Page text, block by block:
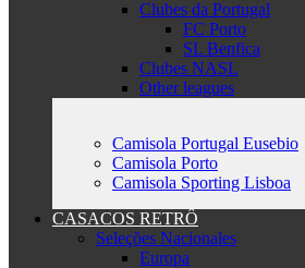
Clubes da Portugal
FC Porto
SL Benfica
Clubes NASL
Other leagues
Camisola Portugal Eusebio
Camisola Porto
Camisola Sporting Lisboa
CASACOS RETRÔ
Seleções Nacionales
Europa